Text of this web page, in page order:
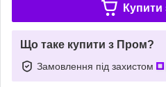
Купити
Що таке купити з Пром?
Замовлення під захистом